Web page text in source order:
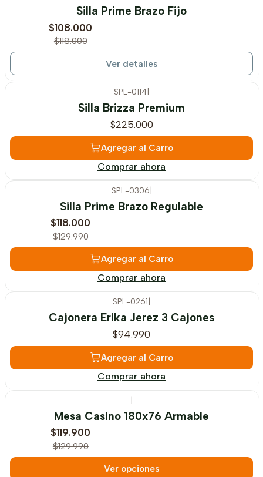
Agotado
Silla Prime Brazo Fijo
$108.000
$118.000
Ver detalles
SPL-0114
Silla Brizza Premium
$225.000
Agregar al Carro
Comprar ahora
SPL-0306
Silla Prime Brazo Regulable
$118.000
$129.990
Agregar al Carro
Comprar ahora
SPL-0261
Cajonera Erika Jerez 3 Cajones
$94.990
Agregar al Carro
Comprar ahora
Mesa Casino 180x76 Armable
$119.900
$129.990
Ver opciones